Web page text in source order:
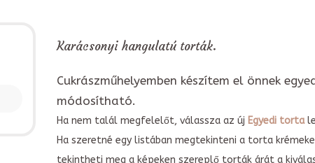
Karácsonyi hangulatú torták.
Cukrászműhelyemben készítem el önnek
módosítható.
Ha nem talál megfelelőt, válassza az új Egyedi torta
Ha szeretné egy listában megtekinteni a torta
tekintheti meg a képeken szereplő torták árát a